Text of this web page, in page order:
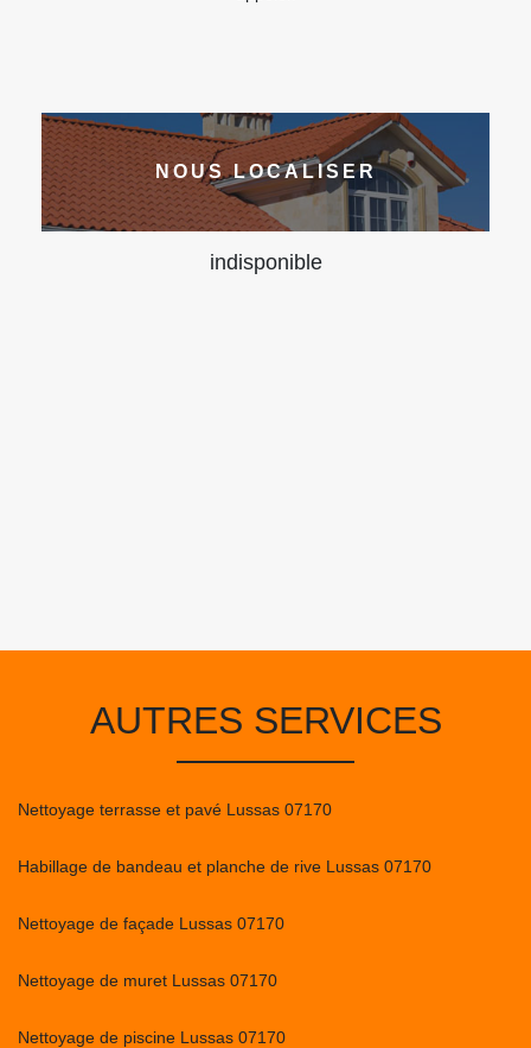
NOUS LOCALISER
indisponible
AUTRES SERVICES
Nettoyage terrasse et pavé Lussas 07170
Habillage de bandeau et planche de rive Lussas 07170
Nettoyage de façade Lussas 07170
Nettoyage de muret Lussas 07170
Nettoyage de piscine Lussas 07170